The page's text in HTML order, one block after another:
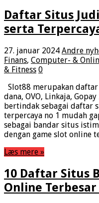
Daftar Situs
serta
27. januar 2024 Andre
Finans, Computer- &
& Fitness 0
Slot88 merupakan
dana, OVO, Linkaja,
bertindak sebagai daftar
terpercaya no 1 mudah
sebagai bandar situs
dengan game slot online
Læs mere »
10 Daftar Situs
Online